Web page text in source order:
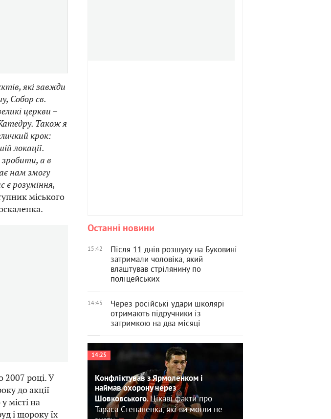
які завжди
Собор св.
церкви –
Також я
крок:
локації.
а в
нам змогу
є розуміння,
міського
2007 році. У
до акції
місті на
і щороку їх
Останні новини
15:42
Після 11 днів розшуку на Буковині
затримали чоловіка, який
влаштував стрілянину по
поліцейських
14:45
Через російські удари школярі
отримають підручники із
затримкою на два місяці
14:25
Конфліктував з Ярмоленком і
наймав охорону через
Шовковського.Цікаві факти про
Тараса Степаненка, які ви могли не